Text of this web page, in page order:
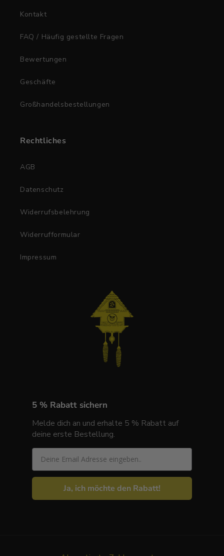
Kontakt
FAQ / Häufig gestellte Fragen
Bewertungen
Geschäfte
Großhandelsbestellungen
Rechtliches
AGB
Datenschutz
Widerrufsbelehrung
Widerrufformular
Impressum
5 % Rabatt sichern
Melde dich an und erhalte 5 % Rabatt auf
deine erste Bestellung.
Email
Ja, ich möchte den Rabatt!